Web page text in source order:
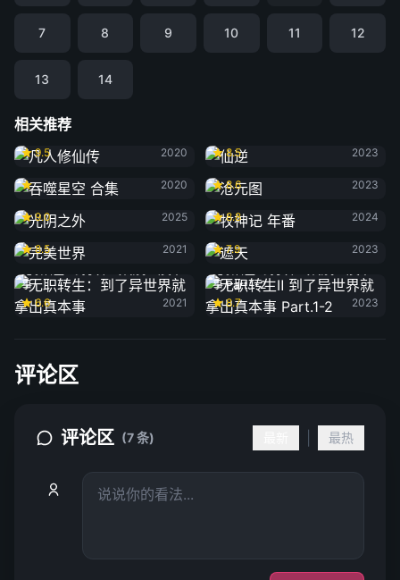
7 8 9 10 11 12
13 14
相关推荐
凡人修仙传
9.5
2020
8.5
2023
吞噬星空 合集
2020
沧元图
8.6
2023
光阴之外
9.0
2025
牧神记 年番
8.8
2024
完美世界
8.5
2021
遮天
7.9
2023
事
6.6
2021
事 Part.1-2
8.7
2023
评论区
评论区 (7 条) 最热